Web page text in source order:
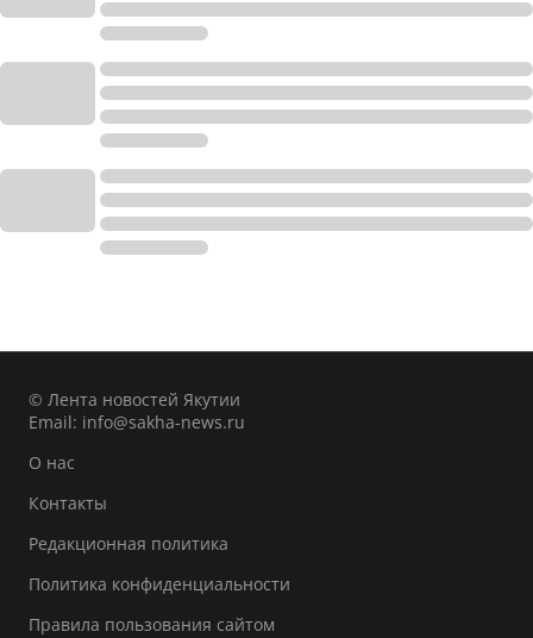
© Лента новостей Якутии
Email: info@sakha-news.ru
О нас
Контакты
Редакционная политика
Политика конфиденциальности
Правила пользования сайтом